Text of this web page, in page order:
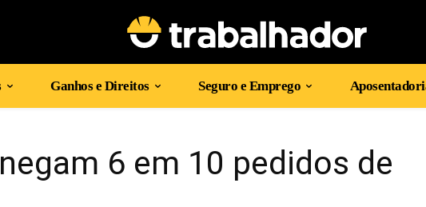
Ganhos e Direitos Seguro e Emprego
6 em 10 pedidos de